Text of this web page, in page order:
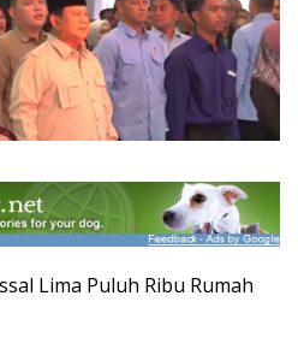
Lima Puluh Ribu Rumah